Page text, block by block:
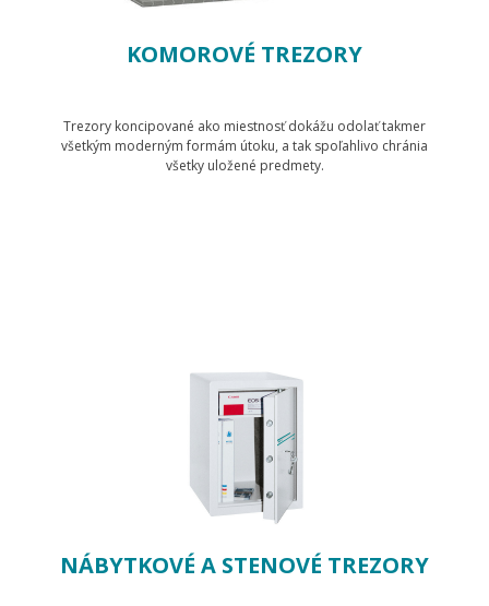
KOMOROVÉ TREZORY
Trezory koncipované ako miestnosť dokážu odolať takmer
všetkým moderným formám útoku, a tak spoľahlivo chránia
všetky uložené predmety.
NÁBYTKOVÉ A STENOVÉ TREZORY